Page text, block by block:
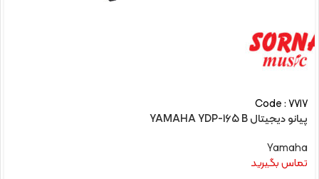
Code : 7717
پیانو دیجیتال YAMAHA YDP-165 B
Yamaha
تماس بگیرید